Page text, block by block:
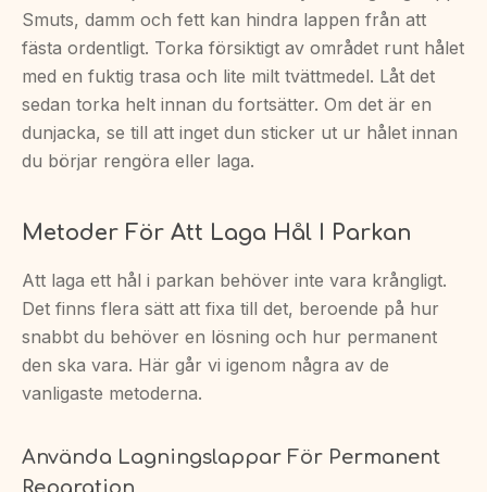
Smuts, damm och fett kan hindra lappen från att
fästa ordentligt. Torka försiktigt av området runt hålet
med en fuktig trasa och lite milt tvättmedel. Låt det
sedan torka helt innan du fortsätter. Om det är en
dunjacka, se till att inget dun sticker ut ur hålet innan
du börjar rengöra eller laga.
Metoder För Att Laga Hål I Parkan
Att laga ett hål i parkan behöver inte vara krångligt.
Det finns flera sätt att fixa till det, beroende på hur
snabbt du behöver en lösning och hur permanent
den ska vara. Här går vi igenom några av de
vanligaste metoderna.
Använda Lagningslappar För Permanent